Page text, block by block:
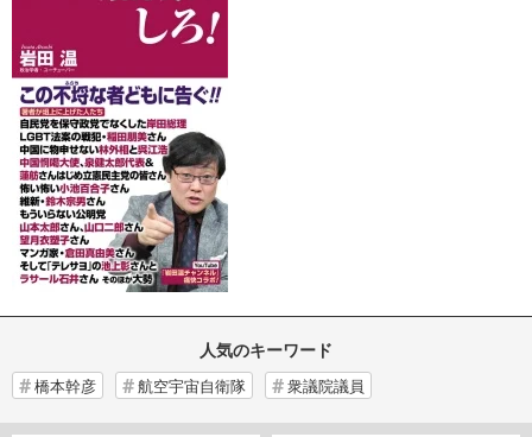
人気のキーワード
橋本幹彦 航空宇宙自衛隊 衆議院議員